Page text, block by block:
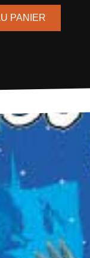
PANIER